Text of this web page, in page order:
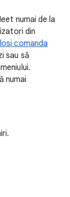
numai de la
din
comanda
sau să
numai